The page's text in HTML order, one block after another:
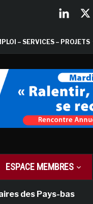
– SERVICES – PROJETS
ESPACE MEMBRES
des Pays-bas